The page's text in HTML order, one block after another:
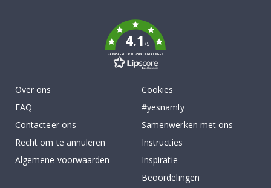
4.1/5
GEBASEERD OP 1025 BEOORDELINGEN
Over ons
FAQ
Contacteer ons
Recht om te annuleren
Algemene voorwaarden
Cookies
#yesnamly
Samenwerken met ons
Instructies
Inspiratie
Beoordelingen